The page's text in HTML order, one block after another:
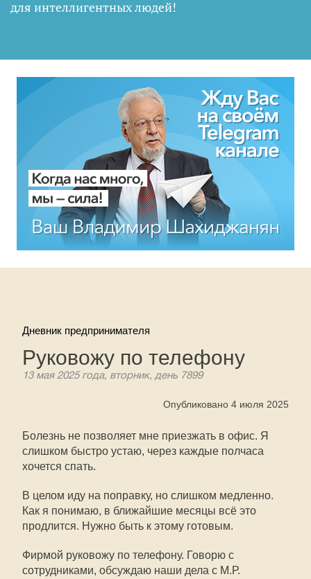
для интеллигентных людей!
Дневник предпринимателя
Руковожу по телефону
13 мая 2025 года, вторник, день 7899
Опубликовано 4 июля 2025
Болезнь не позволяет мне приезжать в офис. Я
слишком быстро устаю, через каждые полчаса
хочется спать.
В целом иду на поправку, но слишком медленно.
Как я понимаю, в ближайшие месяцы всё это
продлится. Нужно быть к этому готовым.
Фирмой руковожу по телефону. Говорю с
сотрудниками, обсуждаю наши дела с М.Р.